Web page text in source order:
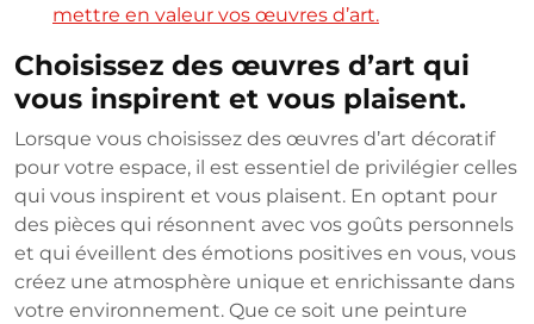
mettre en valeur vos œuvres d’art.
Choisissez des œuvres d’art qui
vous inspirent et vous plaisent.
Lorsque vous choisissez des œuvres d’art décoratif
pour votre espace, il est essentiel de privilégier celles
qui vous inspirent et vous plaisent. En optant pour
des pièces qui résonnent avec vos goûts personnels
et qui éveillent des émotions positives en vous, vous
créez une atmosphère unique et enrichissante dans
votre environnement. Que ce soit une peinture